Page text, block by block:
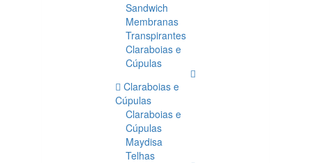
Sandwich
Membranas
Transpirantes
Claraboias e
Cúpulas
Claraboias e
Cúpulas
Claraboias e
Cúpulas
Maydisa
Telhas